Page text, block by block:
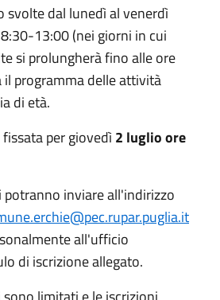
svolte dal lunedì al venerdì
13:00 (nei giorni in cui
si prolungherà fino alle ore
il programma delle attività
di età.
per giovedì2 luglio ore
inviare all'indirizzo
all'ufficio
di iscrizione allegato.